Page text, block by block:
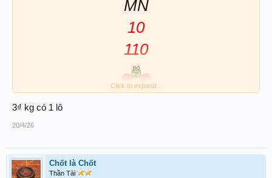
MN
10
110
Click to expand...
3₫ kg có 1 lô
20/4/26
Chốt là Chốt
Thần Tài